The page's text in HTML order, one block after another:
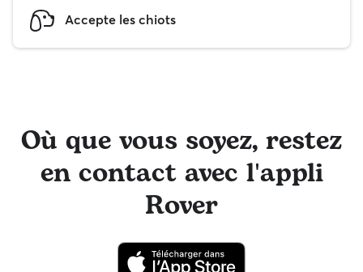
Accepte les chiots
Où que vous soyez, restez
en contact avec l'appli
Rover